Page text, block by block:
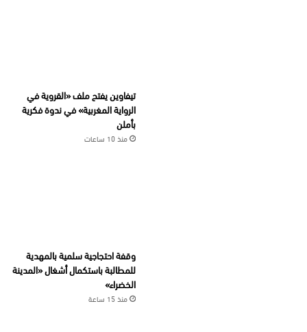
تيفاوين يفتح ملف «القروية في
الرواية المغربية» في ندوة فكرية
بأملن
منذ 10 ساعات
وقفة احتجاجية سلمية بالمهدية
للمطالبة باستكمال أشغال «المدينة
الخضراء»
منذ 15 ساعة